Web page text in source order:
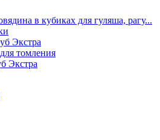
в кубиках для гуляша, рагу...
Экстра
томления
Экстра